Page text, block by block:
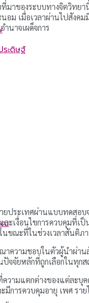
ะดิษฐ์
ณ
ที่มาของระบบทางจิตวิทย
อม เมื่อเวลาผ่านไปสัง
นาจเผด็จการ
ประเทศผ่านแบบทดสอบ
ละเงื่อนไขการควบคุมที่
ขณะที่ในช่วงเวลาสันติภ
าความชอบในตัวผู้นำผ่า
จจัยหลักที่ถูกเลือกในทุก
วามแตกต่างของแต่ละบุ
การควบคุมอายุ เพศ ราย